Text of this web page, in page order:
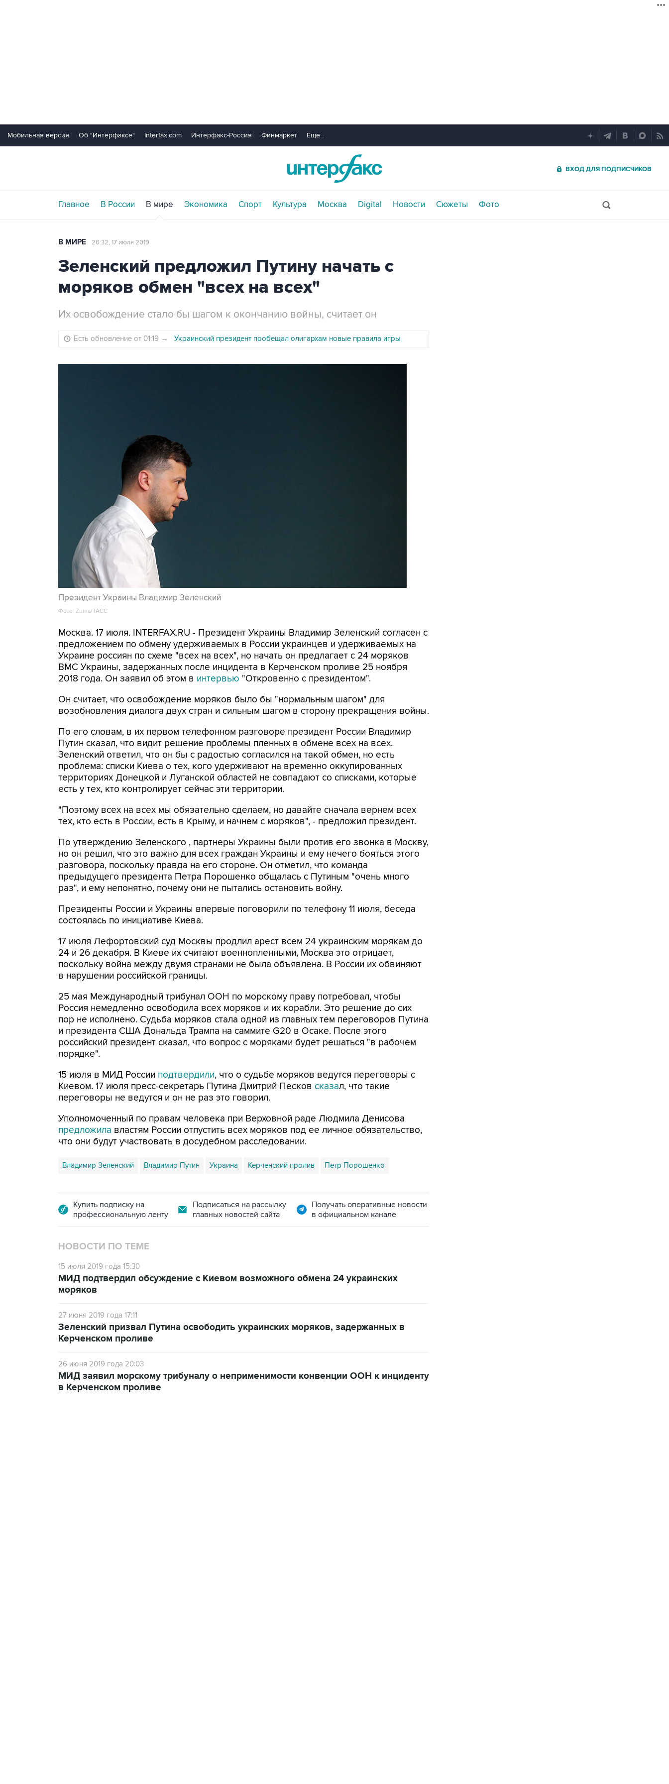
Мобильная версия Об "Интерфаксе" Interfax.com Интерфакс-Россия Финмаркет Еще...
ВХОД ДЛЯ ПОДПИСЧИКОВ
Главное В России В мире Экономика Спорт Культура Москва Digital Новости Сюжеты Фото
В МИРЕ 20:32, 17 июля 2019
Зеленский предложил Путину начать с
моряков обмен "всех на всех"
Их освобождение стало бы шагом к окончанию войны, считает он
Есть обновление от 01:19 → Украинский президент пообещал олигархам новые правила игры
Президент Украины Владимир Зеленский
Фото: Zuma/ТАСС
Москва. 17 июля. INTERFAX.RU - Президент Украины Владимир Зеленский согласен с
предложением по обмену удерживаемых в России украинцев и удерживаемых на
Украине россиян по схеме "всех на всех", но начать он предлагает с 24 моряков
ВМС Украины, задержанных после инцидента в Керченском проливе 25 ноября
2018 года. Он заявил об этом в интервью "Откровенно с президентом".
Он считает, что освобождение моряков было бы "нормальным шагом" для
возобновления диалога двух стран и сильным шагом в сторону прекращения войны.
По его словам, в их первом телефонном разговоре президент России Владимир
Путин сказал, что видит решение проблемы пленных в обмене всех на всех.
Зеленский ответил, что он бы с радостью согласился на такой обмен, но есть
проблема: списки Киева о тех, кого удерживают на временно оккупированных
территориях Донецкой и Луганской областей не совпадают со списками, которые
есть у тех, кто контролирует сейчас эти территории.
"Поэтому всех на всех мы обязательно сделаем, но давайте сначала вернем всех
тех, кто есть в России, есть в Крыму, и начнем с моряков", - предложил президент.
По утверждению Зеленского , партнеры Украины были против его звонка в Москву,
но он решил, что это важно для всех граждан Украины и ему нечего бояться этого
разговора, поскольку правда на его стороне. Он отметил, что команда
предыдущего президента Петра Порошенко общалась с Путиным "очень много
раз", и ему непонятно, почему они не пытались остановить войну.
Президенты России и Украины впервые поговорили по телефону 11 июля, беседа
состоялась по инициативе Киева.
17 июля Лефортовский суд Москвы продлил арест всем 24 украинским морякам до
24 и 26 декабря. В Киеве их считают военнопленными, Москва это отрицает,
поскольку война между двумя странами не была объявлена. В России их обвиняют
в нарушении российской границы.
25 мая Международный трибунал ООН по морскому праву потребовал, чтобы
Россия немедленно освободила всех моряков и их корабли. Это решение до сих
пор не исполнено. Судьба моряков стала одной из главных тем переговоров Путина
и президента США Дональда Трампа на саммите G20 в Осаке. После этого
российский президент сказал, что вопрос с моряками будет решаться "в рабочем
порядке".
15 июля в МИД России подтвердили, что о судьбе моряков ведутся переговоры с
Киевом. 17 июля пресс-секретарь Путина Дмитрий Песков сказал, что такие
переговоры не ведутся и он не раз это говорил.
Уполномоченный по правам человека при Верховной раде Людмила Денисова
предложила властям России отпустить всех моряков под ее личное обязательство,
что они будут участвовать в досудебном расследовании.
Владимир Зеленский Владимир Путин Украина Керченский пролив Петр Порошенко
Купить подписку на
профессиональную ленту
Подписаться на рассылку
главных новостей сайта
Получать оперативные новости
в официальном канале
НОВОСТИ ПО ТЕМЕ
15 июля 2019 года 15:30
МИД подтвердил обсуждение с Киевом возможного обмена 24 украинских
моряков
27 июня 2019 года 17:11
Зеленский призвал Путина освободить украинских моряков, задержанных в
Керченском проливе
26 июня 2019 года 20:03
МИД заявил морскому трибуналу о неприменимости конвенции ООН к инциденту
в Керченском проливе